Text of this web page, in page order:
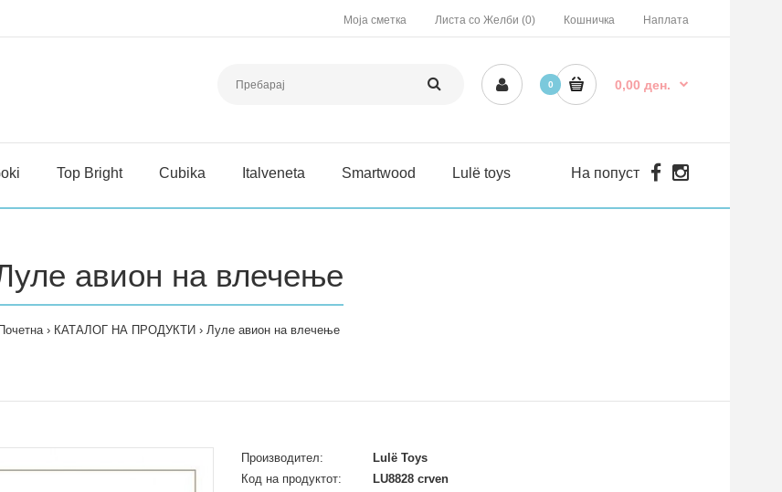
Моја сметка Листа со Желби (0) Кошничка Наплата
0 0,00 ден.
Top Bright Cubika Italveneta Smartwood Lulë toys На попуст
авион на влечење
Почетна КАТАЛОГ НА ПРОДУКТИ Луле авион на влечење
Производител:
Lulë Toys
Код на продуктот:
LU8828 crven